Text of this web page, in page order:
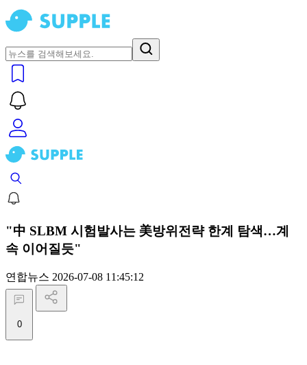
"中 SLBM 시험발사는 美방위전략 한계 탐색…계
속 이어질듯"
연합뉴스 2026-07-08 11:45:12
0